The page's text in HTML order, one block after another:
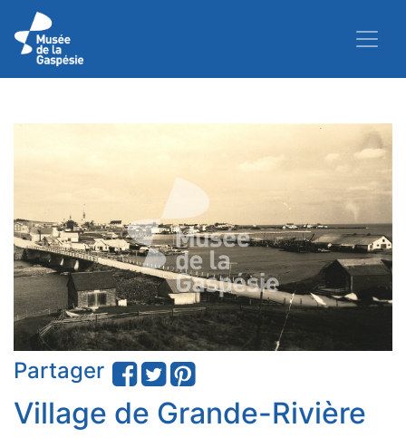
Partager
Village de Grande-Rivière